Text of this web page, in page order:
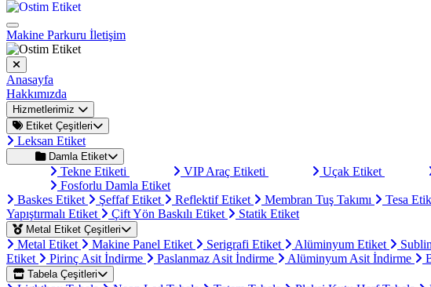
Makine Parkuru İletişim
Anasayfa
Hakkımızda
Hizmetlerimiz
Etiket Çeşitleri
Leksan Etiket
Damla Etiket
Tekne Etiketi VIP Araç Etiketi Uçak Etiket
Fosforlu Damla Etiket
Baskes Etiket
Şeffaf Etiket Reflektif Etiket Membran Tuş Takımı Tesa
Yapıştırmalı Etiket
Çift Yön Baskılı Etiket Statik Etiket
Metal Etiket Çeşitleri
Metal Etiket Makine Panel Etiket Serigrafi Etiket Alüminyum Etiket
Etiket
Pirinç Asit İndirme Paslanmaz Asit İndirme Alüminyum Asit İndirme
Tabela Çeşitleri